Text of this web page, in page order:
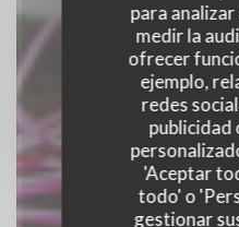
para
medir la
ofrecer
ejemplo,
redes
publicidad
'Aceptar
todo' o
gestionar
BRASSERIE